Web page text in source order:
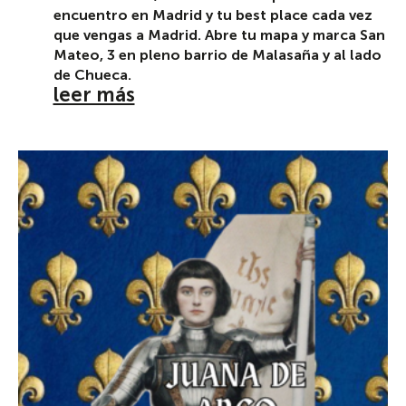
encuentro en Madrid y tu best place cada vez
que vengas a Madrid. Abre tu mapa y marca San
Mateo, 3 en pleno barrio de Malasaña y al lado
de Chueca.
leer más